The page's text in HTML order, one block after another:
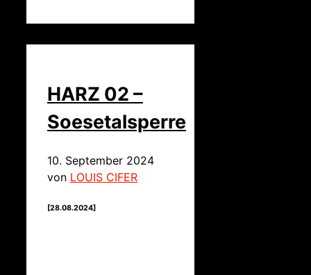
HARZ 02 –
Soesetalsperre
10. September 2024
von LOUIS CIFER
[28.08.2024]